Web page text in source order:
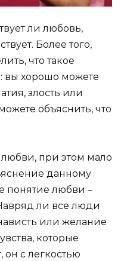
ли любовь,
Более того,
что такое
вы хорошо можете
злость или
объяснить, что
при этом мало
данному
понятие любви –
ли все люди
или желание
которые
он с легкостью